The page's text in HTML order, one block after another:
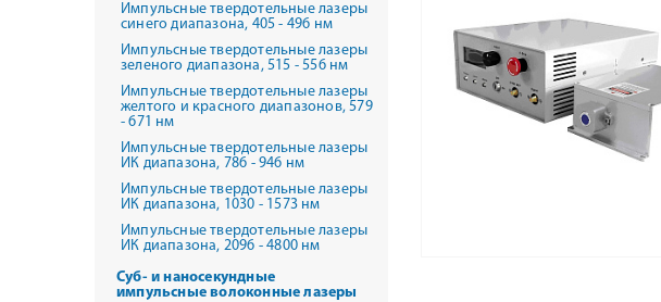
Импульсные твердотельные лазеры
синего диапазона, 405 - 496 нм
Импульсные твердотельные лазеры
зеленого диапазона, 515 - 556 нм
Импульсные твердотельные лазеры
желтого и красного диапазонов, 579
- 671 нм
Импульсные твердотельные лазеры
ИК диапазона, 786 - 946 нм
Импульсные твердотельные лазеры
ИК диапазона, 1030 - 1573 нм
Импульсные твердотельные лазеры
ИК диапазона, 2096 - 4800 нм
Суб- и наносекундные
импульсные волоконные лазеры